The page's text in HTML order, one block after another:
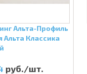
Альта-Профиль
Альта Классика
руб./шт.